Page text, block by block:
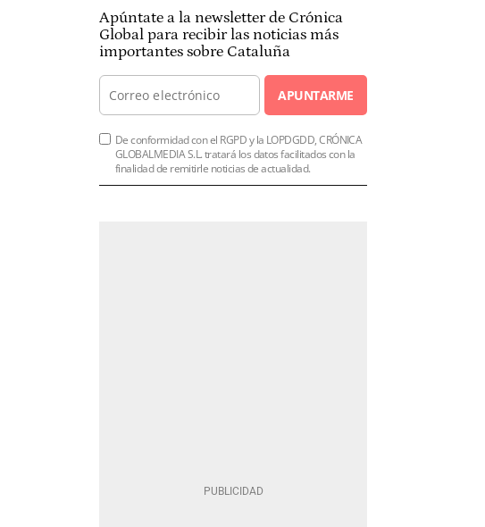
Apúntate a la newsletter de Crónica
Global para recibir las noticias más
importantes sobre Cataluña
APUNTARME
De conformidad con el RGPD y la LOPDGDD, CRÓNICA
GLOBALMEDIA S.L. tratará los datos facilitados con la
finalidad de remitirle noticias de actualidad.